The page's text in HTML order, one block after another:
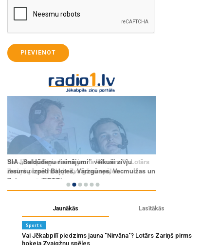
PIEVIENOT
Jaunākās Lasītākās
Sports
Vai Jēkabpilī piedzims jauna "Nirvāna"? Lotārs Zariņš pirms
hokeja Zvaigžņu spēles